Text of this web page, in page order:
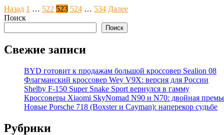
Пагинация
записей
Назад 1 … 522 523 524 … 534 Далее
Поиск
Поиск
Свежие записи
BYD готовит к продажам большой кроссовер Sealion 08
Флагманский кроссовер Wey V9X: версия для России
Shelby F-150 Super Snake Sport вернулся в гамму
Кроссоверы Xiaomi SkyNomad N90 и N70: двойная
Новые Porsche 718 (Boxster и Cayman): наперекор судьбе
Рубрики